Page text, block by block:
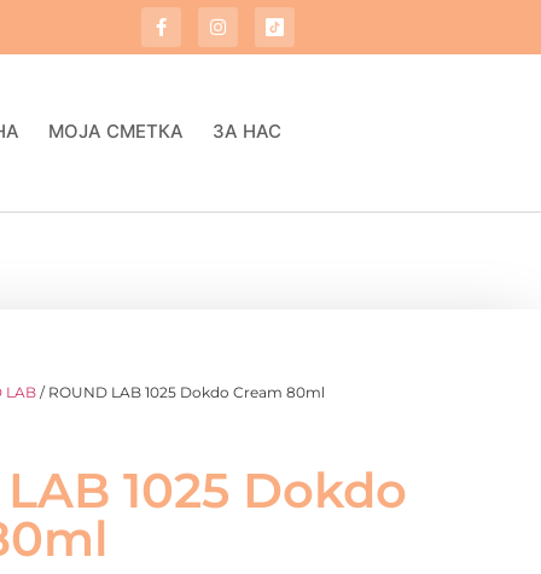
МОЈА СМЕТКА ЗА НАС
LAB / ROUND LAB 1025 Dokdo Cream 80ml
1025 Dokdo